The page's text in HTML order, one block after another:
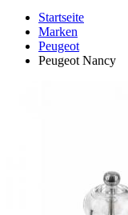
Startseite
Marken
Peugeot
Peugeot Nancy